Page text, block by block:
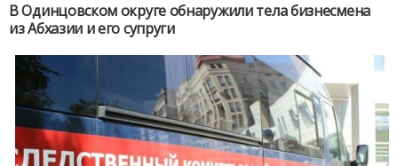
В Одинцовском округе обнаружили тела бизнесмена
из Абхазии и его супруги